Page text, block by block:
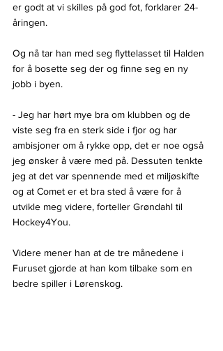
er godt at vi skilles på god fot, forklarer 24-
åringen.
Og nå tar han med seg flyttelasset til Halden
for å bosette seg der og finne seg en ny
jobb i byen.
- Jeg har hørt mye bra om klubben og de
viste seg fra en sterk side i fjor og har
ambisjoner om å rykke opp, det er noe også
jeg ønsker å være med på. Dessuten tenkte
jeg at det var spennende med et miljøskifte
og at Comet er et bra sted å være for å
utvikle meg videre, forteller Grøndahl til
Hockey4You.
Videre mener han at de tre månedene i
Furuset gjorde at han kom tilbake som en
bedre spiller i Lørenskog.